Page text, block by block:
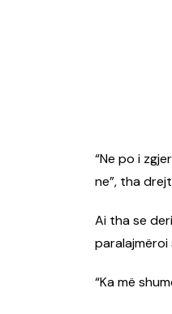
“Ne po i
ne”, tha
Ai tha se
“Ka më